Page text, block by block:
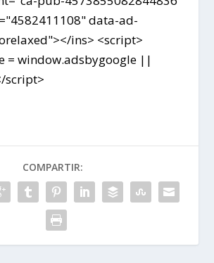
data-ad-
ins> <script>
= window.adsbygoogle ||
script>
COMPARTIR: